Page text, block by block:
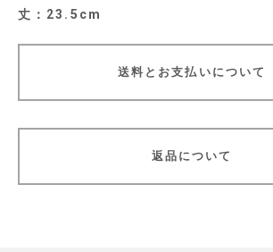
丈：23.5cm
送料とお支払いについて
返品について